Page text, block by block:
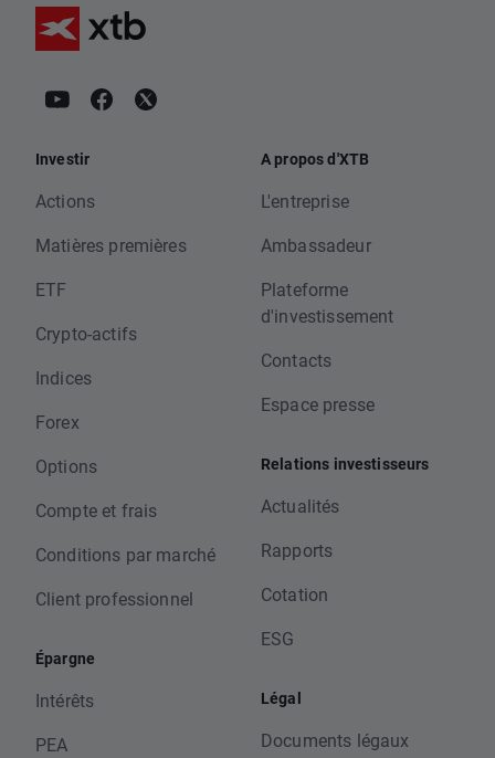
Investir
Actions
Matières premières
ETF
Crypto-actifs
Indices
Forex
Options
Compte et frais
Conditions par marché
Client professionnel
Épargne
Intérêts
PEA
A propos d'XTB
L'entreprise
Ambassadeur
Plateforme
d'investissement
Contacts
Espace presse
Relations investisseurs
Actualités
Rapports
Cotation
ESG
Légal
Documents légaux